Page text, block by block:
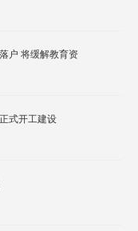
户 将缓解教育资
式开工建设